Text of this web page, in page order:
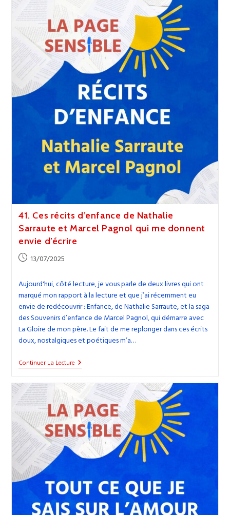
Récit
De
Voyage
De
Nicolas
Bouvier
Qui
Donne
Envie
De
Tout
Lâcher
41. Ces récits d’enfance de Nathalie
Sarraute et Marcel Pagnol qui me donnent
envie d’écrire
Publication
13/07/2025
Aujourd'hui, côté lecture, je vous parle de deux livres qui ont
marqué mon rapport à la lecture et que j’ai récemment eu
envie de redécouvrir : Enfance, de Nathalie Sarraute, et la saga
des Souvenirs d’enfance de Marcel Pagnol, qui démarre avec
La Gloire de mon père. Le fait de me replonger dans ces écrits
doux, nostalgiques et poétiques m’a…
Continuer La Lecture41.
Ces
D’enfance
Nathalie
Sarraute
Et
Marcel
Pagnol
Qui
Me
Donnent
D’écrire